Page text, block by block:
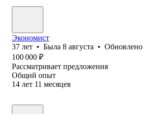
Экономист
37 лет • Была 8 августа • Обновлено
100 000 ₽
Рассматривает предложения
Общий опыт
14 лет 11 месяцев